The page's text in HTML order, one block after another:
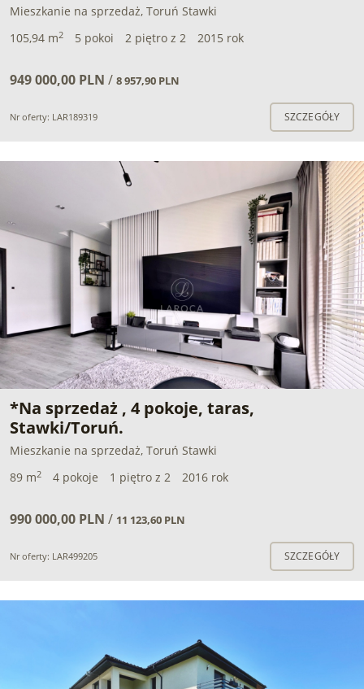
Mieszkanie na sprzedaż, Toruń Stawki
105,94 m2 5 pokoi 2 piętro z 2 2015 rok
949 000,00 PLN / 8 957,90 PLN
Nr oferty: LAR189319 SZCZEGÓŁY
*Na sprzedaż , 4 pokoje, taras,
Stawki/Toruń.
Mieszkanie na sprzedaż, Toruń Stawki
89 m2 4 pokoje 1 piętro z 2 2016 rok
990 000,00 PLN / 11 123,60 PLN
Nr oferty: LAR499205 SZCZEGÓŁY